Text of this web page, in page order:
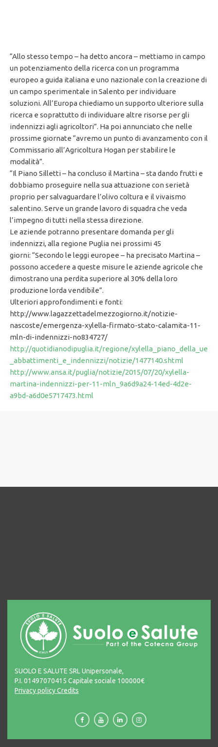
“Allo stesso tempo – ha detto ancora – mettiamo in campo
un potenziamento della ricerca con un programma
europeo a guida italiana e uno nazionale con la creazione di
un campo sperimentale in Salento per individuare
soluzioni. All’Europa chiediamo un supporto ulteriore sulla
ricerca e soprattutto di individuare altre risorse per gli
indennizzi agli agricoltori”. Ha poi annunciato che nelle
prossime giornate “avremo un punto di avanzamento con il
Commissario all’Agricoltura Hogan per stabilire le
modalità”.
“Il Piano Silletti – ha concluso il Martina – sta dando frutti e
dobbiamo proseguire nella sua attuazione con serietà
proprio per salvaguardare l’olivo coltura e il vivaismo
salentino. Serve un grande lavoro di squadra che veda
l’impegno di tutti nella stessa direzione.
Le aziende potranno presentare domanda per gli
indennizzi, alla regione Puglia nei prossimi 45
giorni: “Secondo le leggi europee – ha precisato Martina –
possono accedere a queste misure le aziende agricole che
dimostrano una perdita superiore al 30% della loro
produzione lorda vendibile”.
Ulteriori approfondimenti e fonti:
http://www.lagazzettadelmezzogiorno.it/notizie-
nascoste/emergenza-xylella-firmato-stato-calamita-11-
mln-di-indennizzi-no834727/
http://quotidianodipuglia.it/regione/xylella_piano_della_ue
_abbattimenti_e_indennizzi/notizie/1477140.shtml
http://www.ansa.it/puglia/notizie/2015/07/20/xylella-
martina-indennizzi-per-11-mln_9a6d9a24-14ed-4d2e-
a9bd-a6d0e5717473.html
SUOLO E SALUTE SRL Unipersonale,
P.I. 01497070415 Capitale sociale 100000€
Privacy policyCredits